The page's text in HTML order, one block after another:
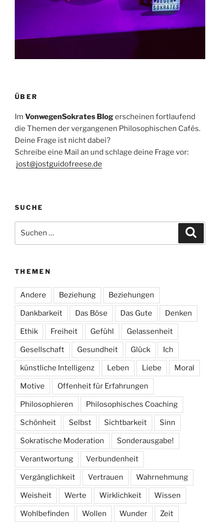
ÜBER
Im VonwegenSokrates Blogerscheinen fortlaufend
die Themen der vergangenen Philosophischen Cafés.
Deine Frage ist nicht dabei?
Schreibe eine Mail an und schlage deine Frage vor:
jost@jostguidofreese.de
SUCHE
nach:
THEMEN
Andere Beziehung Beziehungen
Dankbarkeit Das Böse Das Gute Denken
Ethik Freiheit Gefühl Gelassenheit
Gesellschaft Gesundheit Glück Ich
künstliche Intelligenz Leben Liebe Moral
Motive Offenheit für Erfahrungen
Philosophieren Philosophisches Coaching
Schönheit Selbst Sichtbarkeit Sinn
Sokratische Moderation Sonderausgabe!
Verantwortung Verbundenheit
Vergänglichkeit Vertrauen Wahrnehmung
Weisheit Werte Wirklichkeit Wissen
Wohlbefinden Wollen Wunder Zeit